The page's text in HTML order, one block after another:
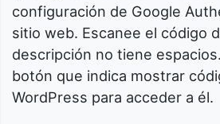
configuración de Google
sitio web. Escanee el código
descripción no tiene
botón que indica mostrar
WordPress para acceder a él.